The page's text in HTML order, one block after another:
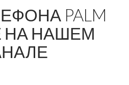
PALM
НА НАШЕМ